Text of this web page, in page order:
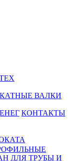
ВАЛКИ
КОНТАКТЫ
ДЛЯ ТРУБЫ И